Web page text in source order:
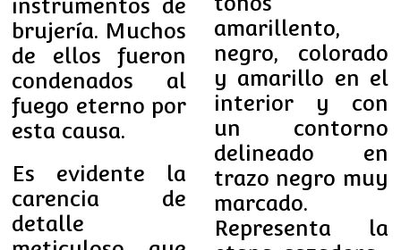
instrumentos de
brujería. Muchos
de ellos fueron
condenados al
fuego eterno por
esta causa.
Es evidente la
carencia de
detalle
amarillento,
negro, colorado
y amarillo en el
interior y con
un contorno
delineado en
trazo negro muy
marcado.
Representa la